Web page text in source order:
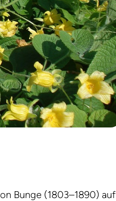
Bunge (1803–1890) auf